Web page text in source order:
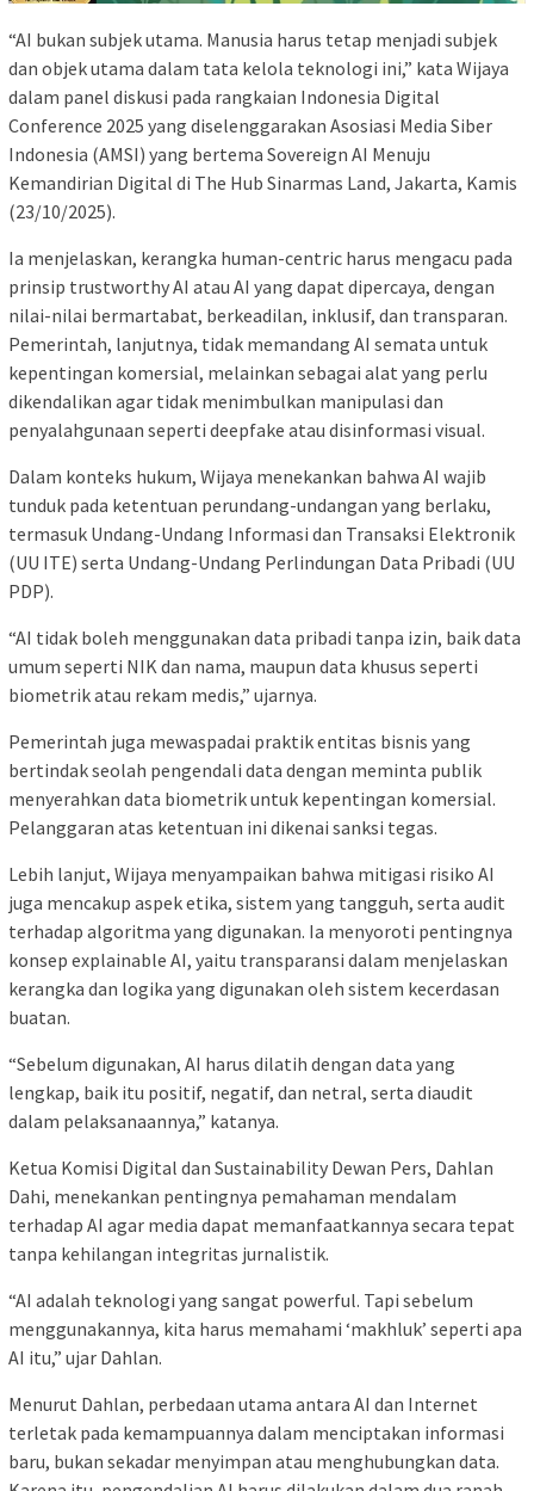
“AI bukan subjek utama. Manusia harus tetap menjadi subjek
dan objek utama dalam tata kelola teknologi ini,” kata Wijaya
dalam panel diskusi pada rangkaian Indonesia Digital
Conference 2025 yang diselenggarakan Asosiasi Media Siber
Indonesia (AMSI) yang bertema Sovereign AI Menuju
Kemandirian Digital di The Hub Sinarmas Land, Jakarta, Kamis
(23/10/2025).
Ia menjelaskan, kerangka human-centric harus mengacu pada
prinsip trustworthy AI atau AI yang dapat dipercaya, dengan
nilai-nilai bermartabat, berkeadilan, inklusif, dan transparan.
Pemerintah, lanjutnya, tidak memandang AI semata untuk
kepentingan komersial, melainkan sebagai alat yang perlu
dikendalikan agar tidak menimbulkan manipulasi dan
penyalahgunaan seperti deepfake atau disinformasi visual.
Dalam konteks hukum, Wijaya menekankan bahwa AI wajib
tunduk pada ketentuan perundang-undangan yang berlaku,
termasuk Undang-Undang Informasi dan Transaksi Elektronik
(UU ITE) serta Undang-Undang Perlindungan Data Pribadi (UU
PDP).
“AI tidak boleh menggunakan data pribadi tanpa izin, baik data
umum seperti NIK dan nama, maupun data khusus seperti
biometrik atau rekam medis,” ujarnya.
Pemerintah juga mewaspadai praktik entitas bisnis yang
bertindak seolah pengendali data dengan meminta publik
menyerahkan data biometrik untuk kepentingan komersial.
Pelanggaran atas ketentuan ini dikenai sanksi tegas.
Lebih lanjut, Wijaya menyampaikan bahwa mitigasi risiko AI
juga mencakup aspek etika, sistem yang tangguh, serta audit
terhadap algoritma yang digunakan. Ia menyoroti pentingnya
konsep explainable AI, yaitu transparansi dalam menjelaskan
kerangka dan logika yang digunakan oleh sistem kecerdasan
buatan.
“Sebelum digunakan, AI harus dilatih dengan data yang
lengkap, baik itu positif, negatif, dan netral, serta diaudit
dalam pelaksanaannya,” katanya.
Ketua Komisi Digital dan Sustainability Dewan Pers, Dahlan
Dahi, menekankan pentingnya pemahaman mendalam
terhadap AI agar media dapat memanfaatkannya secara tepat
tanpa kehilangan integritas jurnalistik.
“AI adalah teknologi yang sangat powerful. Tapi sebelum
menggunakannya, kita harus memahami ‘makhluk’ seperti apa
AI itu,” ujar Dahlan.
Menurut Dahlan, perbedaan utama antara AI dan Internet
terletak pada kemampuannya dalam menciptakan informasi
baru, bukan sekadar menyimpan atau menghubungkan data.